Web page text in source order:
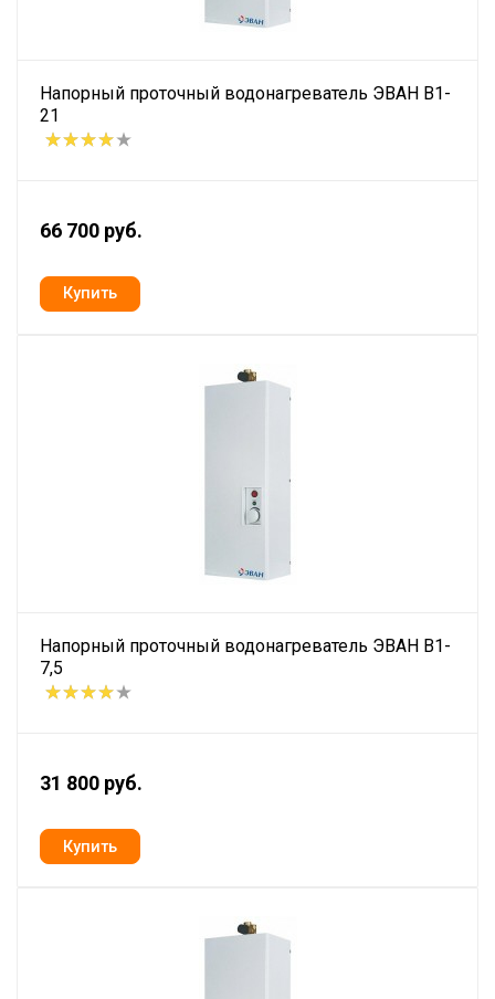
Напорный проточный водонагреватель ЭВАН В1-
21
66 700 руб.
Напорный проточный водонагреватель ЭВАН В1-
7,5
31 800 руб.